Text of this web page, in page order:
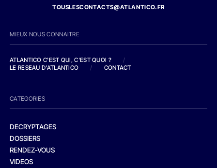
TOUSLESCONTACTS@ATLANTICO.FR
MIEUX NOUS CONNAITRE
ATLANTICO C'EST QUI, C'EST QUOI ?
/
LE RESEAU D'ATLANTICO
/ CONTACT
CATEGORIES
DECRYPTAGES
DOSSIERS
RENDEZ-VOUS
VIDEOS